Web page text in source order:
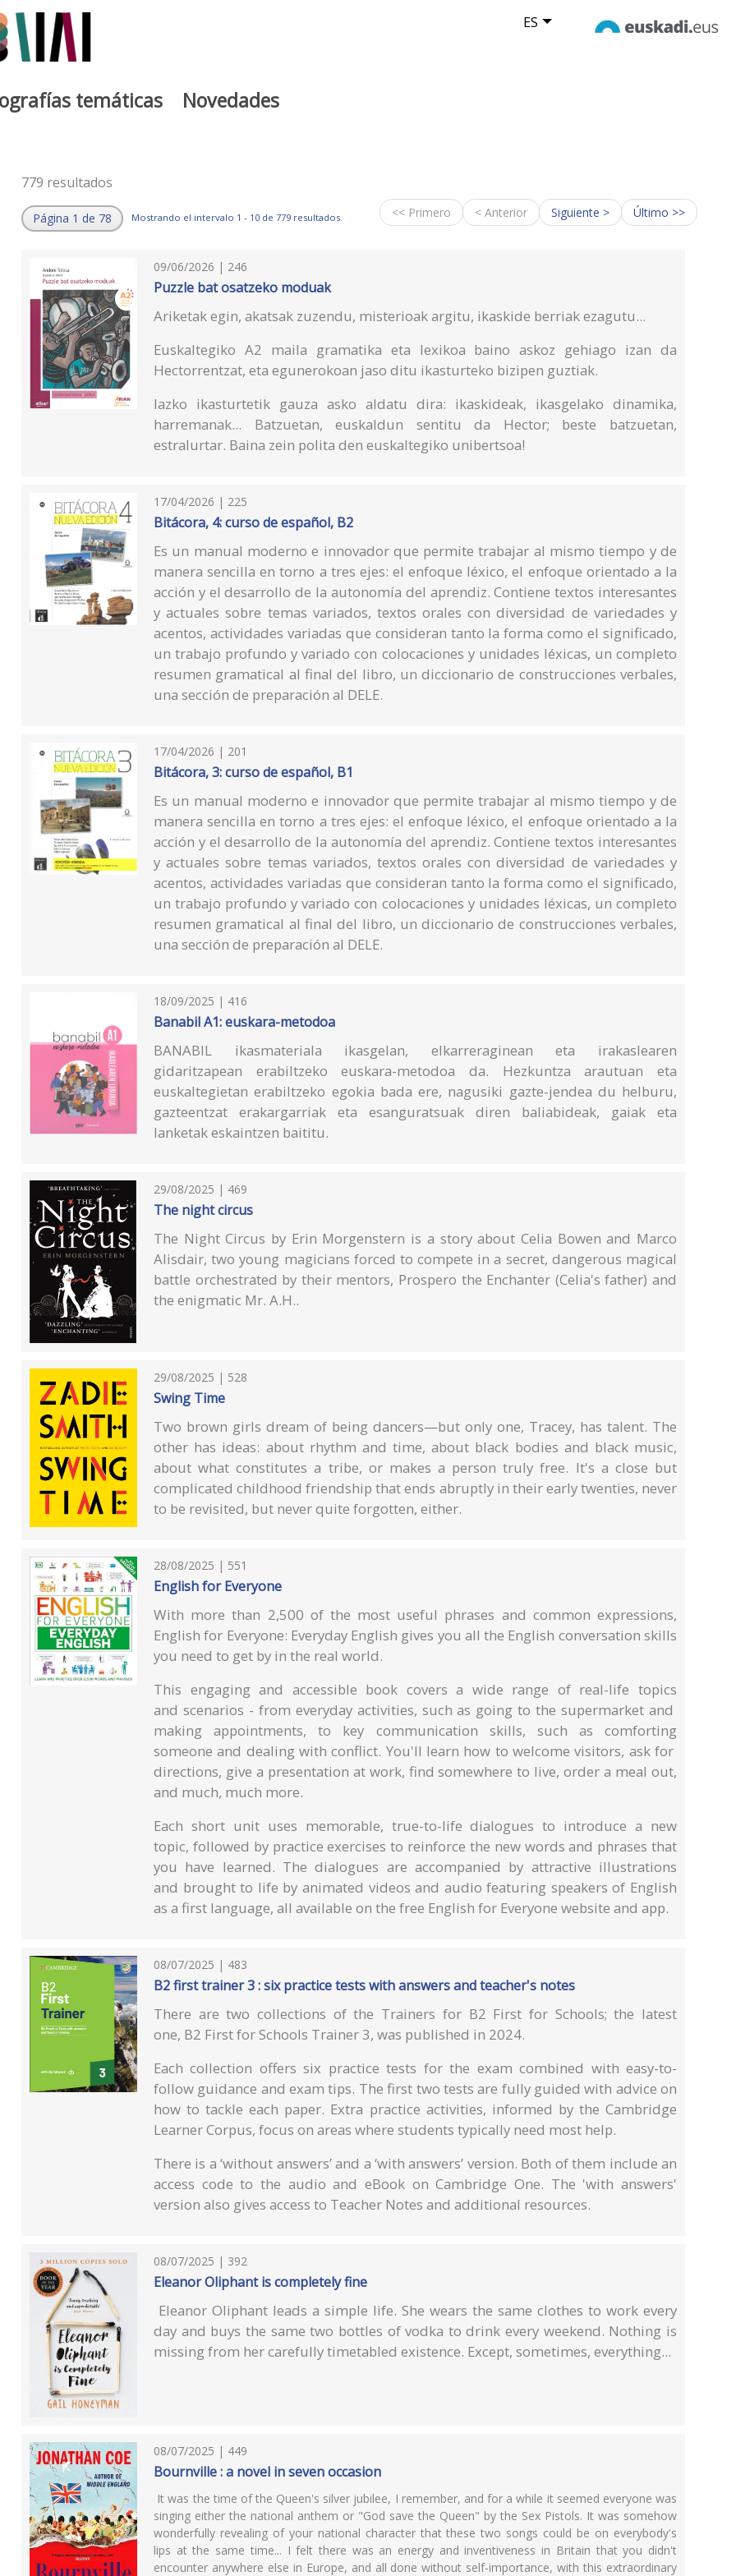
ES
temáticas Novedades
779 resultados
Página 1 de 78 Mostrando el intervalo 1 - 10 de 779 resultados. << Primero < Anterior Siguiente > Último >>
09/06/2026 | 246
Puzzle bat osatzeko moduak
Ariketak egin, akatsak zuzendu, misterioak argitu, ikaskide berriak ezagutu...
Euskaltegiko A2 maila gramatika eta lexikoa baino askoz gehiago izan da
Hectorrentzat, eta egunerokoan jaso ditu ikasturteko bizipen guztiak.
Iazko ikasturtetik gauza asko aldatu dira: ikaskideak, ikasgelako dinamika,
harremanak... Batzuetan, euskaldun sentitu da Hector; beste batzuetan,
estralurtar. Baina zein polita den euskaltegiko unibertsoa!
17/04/2026 | 225
Bitácora, 4: curso de español, B2
Es un manual moderno e innovador que permite trabajar al mismo tiempo y de
manera sencilla en torno a tres ejes: el enfoque léxico, el enfoque orientado a la
acción y el desarrollo de la autonomía del aprendiz. Contiene textos interesantes
y actuales sobre temas variados, textos orales con diversidad de variedades y
acentos, actividades variadas que consideran tanto la forma como el significado,
un trabajo profundo y variado con colocaciones y unidades léxicas, un completo
resumen gramatical al final del libro, un diccionario de construcciones verbales,
una sección de preparación al DELE.
17/04/2026 | 201
Bitácora, 3: curso de español, B1
Es un manual moderno e innovador que permite trabajar al mismo tiempo y de
manera sencilla en torno a tres ejes: el enfoque léxico, el enfoque orientado a la
acción y el desarrollo de la autonomía del aprendiz. Contiene textos interesantes
y actuales sobre temas variados, textos orales con diversidad de variedades y
acentos, actividades variadas que consideran tanto la forma como el significado,
un trabajo profundo y variado con colocaciones y unidades léxicas, un completo
resumen gramatical al final del libro, un diccionario de construcciones verbales,
una sección de preparación al DELE.
18/09/2025 | 416
Banabil A1: euskara-metodoa
BANABIL ikasmateriala ikasgelan, elkarreraginean eta irakaslearen
gidaritzapean erabiltzeko euskara-metodoa da. Hezkuntza arautuan eta
euskaltegietan erabiltzeko egokia bada ere, nagusiki gazte-jendea du helburu,
gazteentzat erakargarriak eta esanguratsuak diren baliabideak, gaiak eta
lanketak eskaintzen baititu.
29/08/2025 | 469
The night circus
The Night Circus by Erin Morgenstern is a story about Celia Bowen and Marco
Alisdair, two young magicians forced to compete in a secret, dangerous magical
battle orchestrated by their mentors, Prospero the Enchanter (Celia's father) and
the enigmatic Mr. A.H..
29/08/2025 | 528
Swing Time
Two brown girls dream of being dancers—but only one, Tracey, has talent. The
other has ideas: about rhythm and time, about black bodies and black music,
about what constitutes a tribe, or makes a person truly free. It's a close but
complicated childhood friendship that ends abruptly in their early twenties, never
to be revisited, but never quite forgotten, either.
28/08/2025 | 551
English for Everyone
With more than 2,500 of the most useful phrases and common expressions,
English for Everyone: Everyday English gives you all the English conversation skills
you need to get by in the real world.
This engaging and accessible book covers a wide range of real-life topics
and scenarios - from everyday activities, such as going to the supermarket and
making appointments, to key communication skills, such as comforting
someone and dealing with conflict. You'll learn how to welcome visitors, ask for
directions, give a presentation at work, find somewhere to live, order a meal out,
and much, much more.
Each short unit uses memorable, true-to-life dialogues to introduce a new
topic, followed by practice exercises to reinforce the new words and phrases that
you have learned. The dialogues are accompanied by attractive illustrations
and brought to life by animated videos and audio featuring speakers of English
as a first language, all available on the free English for Everyone website and app.
08/07/2025 | 483
B2 first trainer 3 : six practice tests with answers and teacher's notes
There are two collections of the Trainers for B2 First for Schools; the latest
one, B2 First for Schools Trainer 3, was published in 2024.
Each collection offers six practice tests for the exam combined with easy-to-
follow guidance and exam tips. The first two tests are fully guided with advice on
how to tackle each paper. Extra practice activities, informed by the Cambridge
Learner Corpus, focus on areas where students typically need most help.
There is a ‘without answers’ and a ‘with answers’ version. Both of them include an
access code to the audio and eBook on Cambridge One. The 'with answers'
version also gives access to Teacher Notes and additional resources.
08/07/2025 | 392
Eleanor Oliphant is completely fine
Eleanor Oliphant leads a simple life. She wears the same clothes to work every
day and buys the same two bottles of vodka to drink every weekend. Nothing is
missing from her carefully timetabled existence. Except, sometimes, everything...
08/07/2025 | 449
Bournville : a novel in seven occasion
It was the time of the Queen's silver jubilee, I remember, and for a while it seemed everyone was
singing either the national anthem or "God save the Queen" by the Sex Pistols. It was somehow
wonderfully revealing of your national character that these two songs could be on everybody's
lips at the same time... I felt there was an energy and inventiveness in Britain that you didn't
encounter anywhere else in Europe, and all done without self-importance, with this extraordinary